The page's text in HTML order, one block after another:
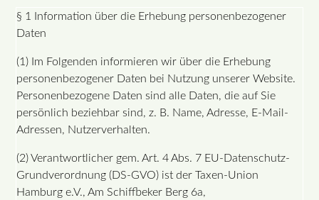
§ 1 Information über die Erhebung personenbezogener
Daten
(1) Im Folgenden informieren wir über die Erhebung
personenbezogener Daten bei Nutzung unserer Website.
Personenbezogene Daten sind alle Daten, die auf Sie
persönlich beziehbar sind, z. B. Name, Adresse, E-Mail-
Adressen, Nutzerverhalten.
(2) Verantwortlicher gem. Art. 4 Abs. 7 EU-Datenschutz-
Grundverordnung (DS-GVO) ist der Taxen-Union
Hamburg e.V., Am Schiffbeker Berg 6a,